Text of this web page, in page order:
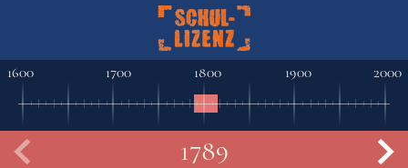
A bis Z
Termine
1600 1700 1800 1900 2000
1789